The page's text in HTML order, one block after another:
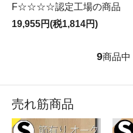
F☆☆☆☆認定工場の商品
19,955円(税1,814円)
9商品中
売れ筋商品